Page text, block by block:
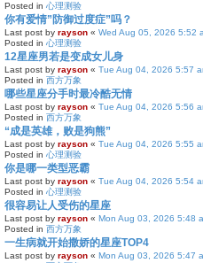
Posted in 心理测验
你有爱情”防御过度症”吗？
Last post by rayson « Wed Aug 05, 2026 5:52
Posted in 心理测验
12星座男若是变成女儿身
Last post by rayson « Tue Aug 04, 2026 5:57
Posted in 西方万象
哪些星座分手时最冷酷无情
Last post by rayson « Tue Aug 04, 2026 5:56
Posted in 西方万象
“成是英雄，败是狗熊”
Last post by rayson « Tue Aug 04, 2026 5:55
Posted in 心理测验
你是哪一类型恶霸
Last post by rayson « Tue Aug 04, 2026 5:54
Posted in 心理测验
很容易让人受伤的星座
Last post by rayson « Mon Aug 03, 2026 5:48
Posted in 西方万象
一生病就开始撒娇的星座TOP4
Last post by rayson « Mon Aug 03, 2026 5:47